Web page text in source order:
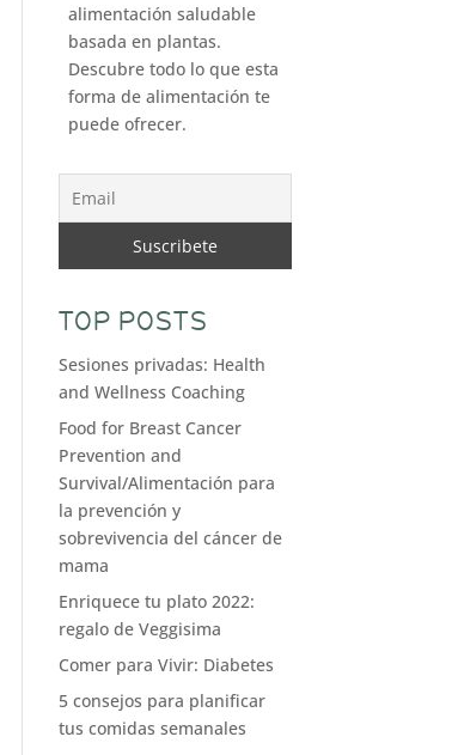
alimentación saludable
basada en plantas.
Descubre todo lo que esta
forma de alimentación te
puede ofrecer.
TOP POSTS
Sesiones privadas: Health
and Wellness Coaching
Food for Breast Cancer
Prevention and
Survival/Alimentación para
la prevención y
sobrevivencia del cáncer de
mama
Enriquece tu plato 2022:
regalo de Veggisima
Comer para Vivir: Diabetes
5 consejos para planificar
tus comidas semanales